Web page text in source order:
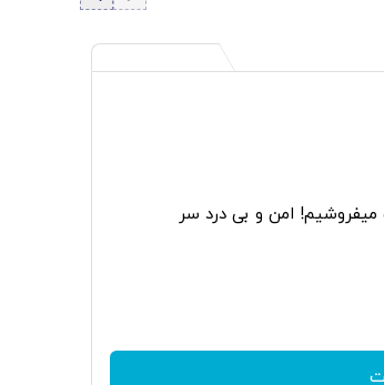
میفروشیم! امن و بی درد سر